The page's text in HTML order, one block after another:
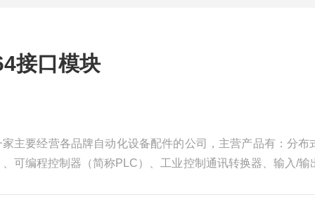
接口模块
主要经营各品牌自动化设备配件的公司，主营产品有：分布
可编程控制器（简称PLC）、工业控制通讯转换器、输入/输